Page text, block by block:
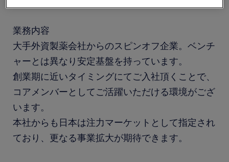
業務内容
大手外資製薬会社からのスピンオフ企業。ベンチ
ャーとは異なり安定基盤を持っています。
創業期に近いタイミングにてご入社頂くことで、
コアメンバーとしてご活躍いただける環境がござ
います。
本社からも日本は注力マーケットとして指定され
ており、更なる事業拡大が期待できます。